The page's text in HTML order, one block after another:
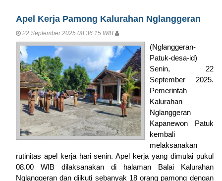
Apel Kerja Pamong Kalurahan Nglanggeran
22 September 2025 08:36:15 WIB
(Nglanggeran-
Patuk-desa-id)
Senin, 22
September 2025.
Pemerintah
Kalurahan
Nglanggeran
Kapanewon Patuk
kembali
melaksanakan
rutinitas apel kerja hari senin. Apel kerja yang dimulai pukul
08.00 WIB dilaksanakan di halaman Balai Kalurahan
Nglanggeran dan diikuti sebanyak 18 orang pamong dengan